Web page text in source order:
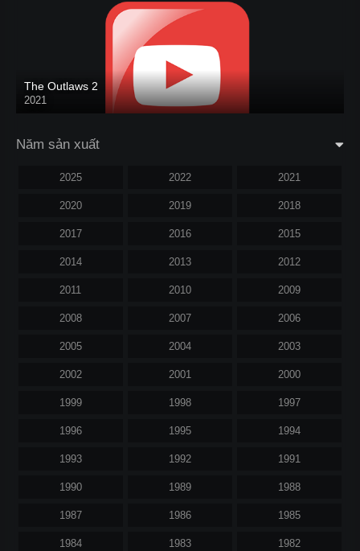
The Outlaws 2
2021
Năm sản xuất
2025 2022 2021
2020 2019 2018
2017 2016 2015
2014 2013 2012
2011 2010 2009
2008 2007 2006
2005 2004 2003
2002 2001 2000
1999 1998 1997
1996 1995 1994
1993 1992 1991
1990 1989 1988
1987 1986 1985
1984 1983 1982